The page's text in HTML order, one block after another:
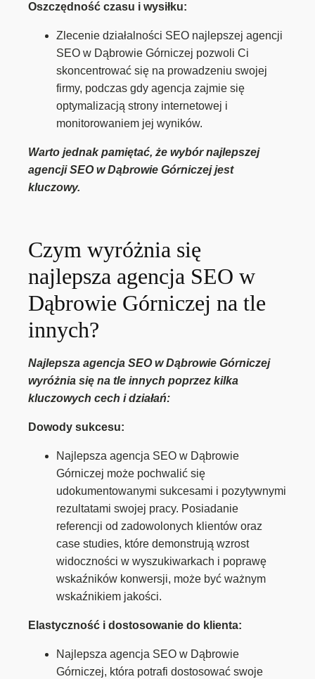
Oszczędność czasu i wysiłku:
Zlecenie działalności SEO najlepszej agencji
SEO w Dąbrowie Górniczej pozwoli Ci
skoncentrować się na prowadzeniu swojej
firmy, podczas gdy agencja zajmie się
optymalizacją strony internetowej i
monitorowaniem jej wyników.
Warto jednak pamiętać, że wybór najlepszej
agencji SEO w Dąbrowie Górniczej jest
kluczowy.
Czym wyróżnia się
najlepsza agencja SEO w
Dąbrowie Górniczej na tle
innych?
Najlepsza agencja SEO w Dąbrowie Górniczej
wyróżnia się na tle innych poprzez kilka
kluczowych cech i działań:
Dowody sukcesu:
Najlepsza agencja SEO w Dąbrowie
Górniczej może pochwalić się
udokumentowanymi sukcesami i pozytywnymi
rezultatami swojej pracy. Posiadanie
referencji od zadowolonych klientów oraz
case studies, które demonstrują wzrost
widoczności w wyszukiwarkach i poprawę
wskaźników konwersji, może być ważnym
wskaźnikiem jakości.
Elastyczność i dostosowanie do klienta:
Najlepsza agencja SEO w Dąbrowie
Górniczej, która potrafi dostosować swoje